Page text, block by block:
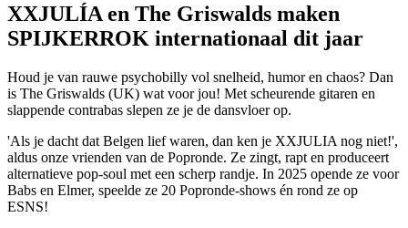
XXJULÍA en The Griswalds maken
SPIJKERROK internationaal dit jaar
Houd je van rauwe psychobilly vol snelheid, humor en chaos? Dan
is The Griswalds (UK) wat voor jou! Met scheurende gitaren en
slappende contrabas slepen ze je de dansvloer op.
'Als je dacht dat Belgen lief waren, dan ken je XXJULIA nog niet!',
aldus onze vrienden van de Popronde. Ze zingt, rapt en produceert
alternatieve pop-soul met een scherp randje. In 2025 opende ze voor
Babs en Elmer, speelde ze 20 Popronde-shows én rond ze op
ESNS!